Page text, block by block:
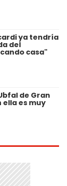
ya tendría
del
casa"
de Gran
ella es muy